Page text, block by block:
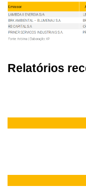
Relatórios